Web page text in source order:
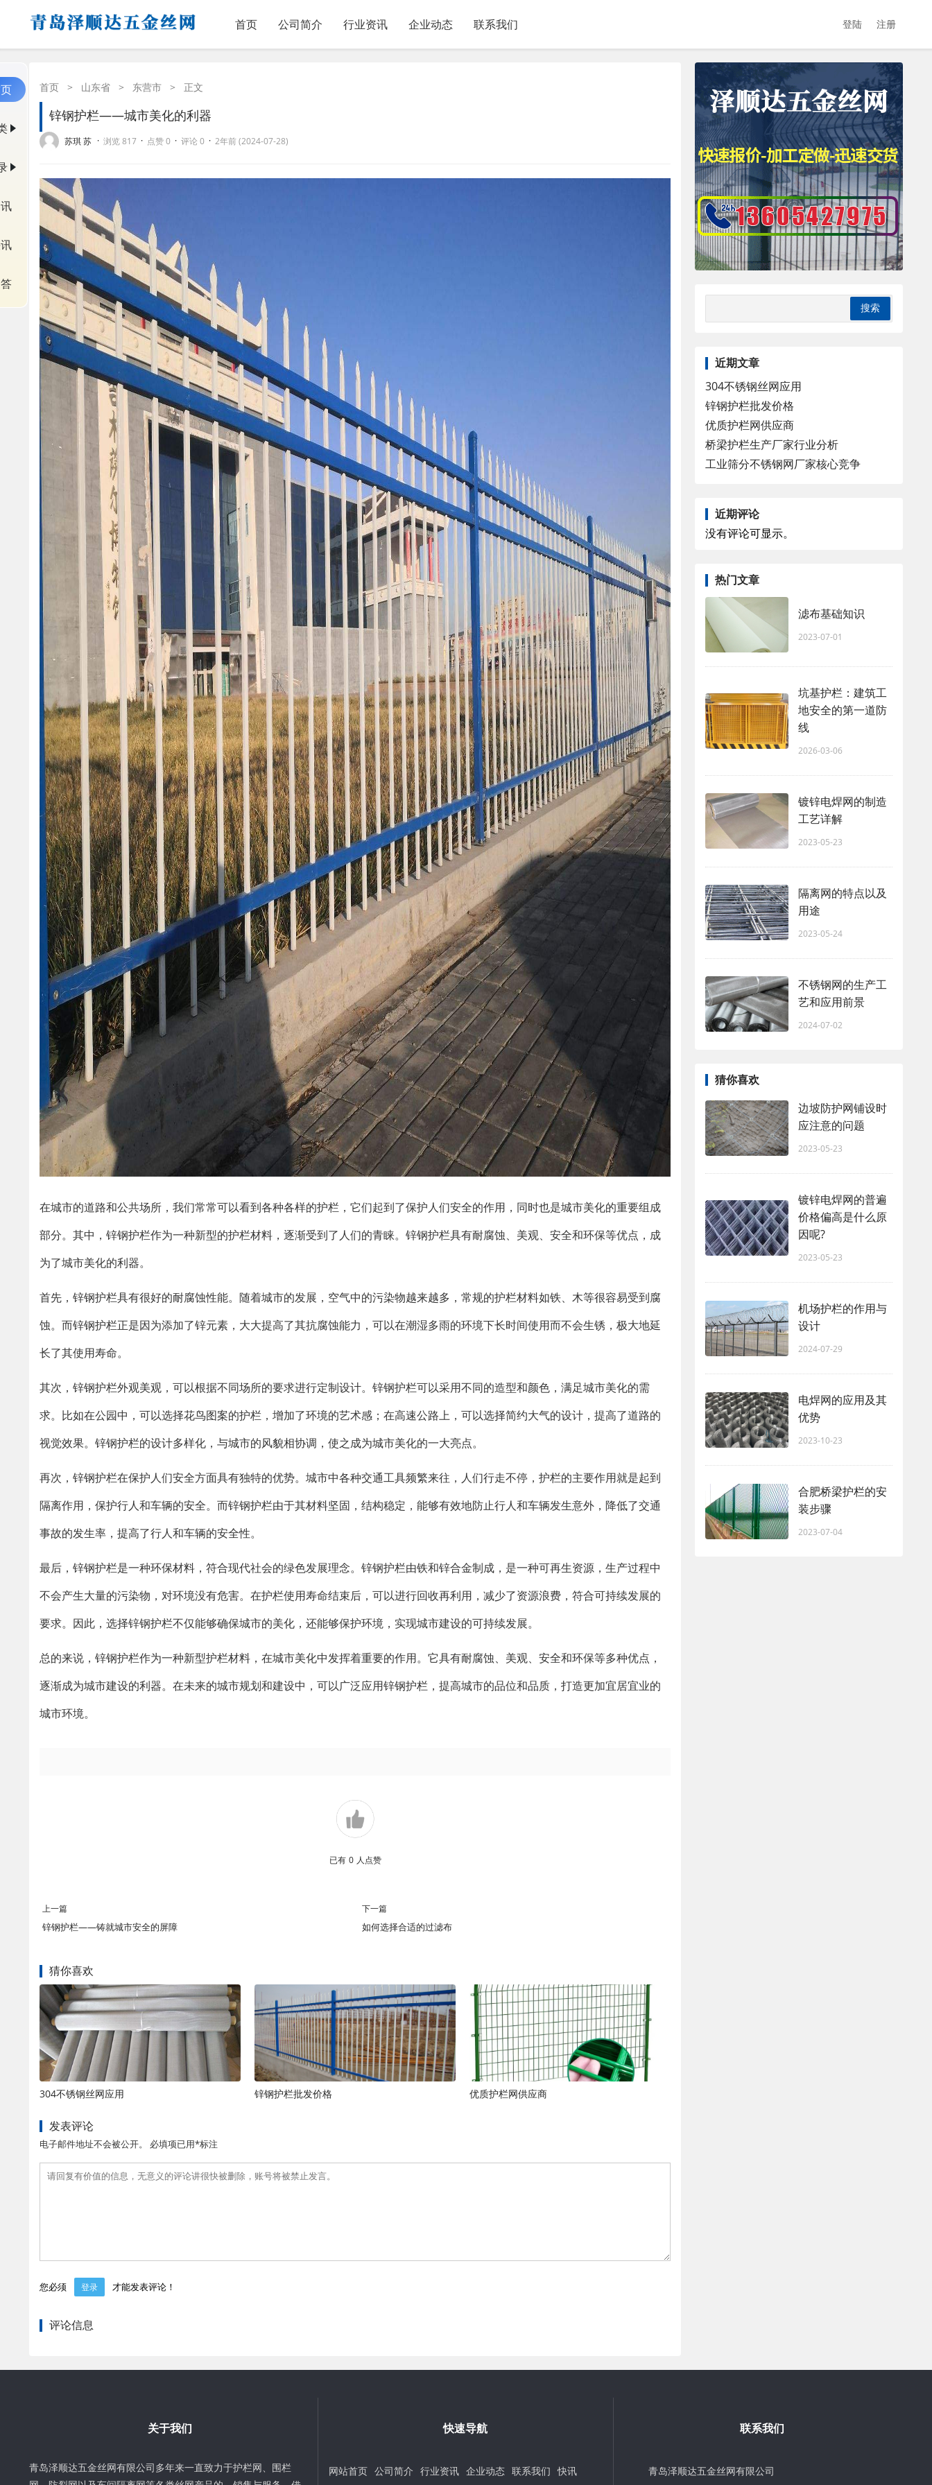
首页 公司简介 行业资讯 企业动态 联系我们 登陆 注册
首页 > 山东省 > 东营市 > 正文
锌钢护栏——城市美化的利器
苏琪 苏 · 浏览 817 · 点赞 0 · 评论 0 · 2年前 (2024-07-28)
在城市的道路和公共场所，我们常常可以看到各种各样的护栏，它们起到了保护人们安全的作用，同时也是城市美化的重要组成
部分。其中，锌钢护栏作为一种新型的护栏材料，逐渐受到了人们的青睐。锌钢护栏具有耐腐蚀、美观、安全和环保等优点，成
为了城市美化的利器。
首先，锌钢护栏具有很好的耐腐蚀性能。随着城市的发展，空气中的污染物越来越多，常规的护栏材料如铁、木等很容易受到腐
蚀。而锌钢护栏正是因为添加了锌元素，大大提高了其抗腐蚀能力，可以在潮湿多雨的环境下长时间使用而不会生锈，极大地延
长了其使用寿命。
其次，锌钢护栏外观美观，可以根据不同场所的要求进行定制设计。锌钢护栏可以采用不同的造型和颜色，满足城市美化的需
求。比如在公园中，可以选择花鸟图案的护栏，增加了环境的艺术感；在高速公路上，可以选择简约大气的设计，提高了道路的
视觉效果。锌钢护栏的设计多样化，与城市的风貌相协调，使之成为城市美化的一大亮点。
再次，锌钢护栏在保护人们安全方面具有独特的优势。城市中各种交通工具频繁来往，人们行走不停，护栏的主要作用就是起到
隔离作用，保护行人和车辆的安全。而锌钢护栏由于其材料坚固，结构稳定，能够有效地防止行人和车辆发生意外，降低了交通
事故的发生率，提高了行人和车辆的安全性。
最后，锌钢护栏是一种环保材料，符合现代社会的绿色发展理念。锌钢护栏由铁和锌合金制成，是一种可再生资源，生产过程中
不会产生大量的污染物，对环境没有危害。在护栏使用寿命结束后，可以进行回收再利用，减少了资源浪费，符合可持续发展的
要求。因此，选择锌钢护栏不仅能够确保城市的美化，还能够保护环境，实现城市建设的可持续发展。
总的来说，锌钢护栏作为一种新型护栏材料，在城市美化中发挥着重要的作用。它具有耐腐蚀、美观、安全和环保等多种优点，
逐渐成为城市建设的利器。在未来的城市规划和建设中，可以广泛应用锌钢护栏，提高城市的品位和品质，打造更加宜居宜业的
城市环境。
已有 0 人点赞
上一篇
锌钢护栏——铸就城市安全的屏障
下一篇
如何选择合适的过滤布
猜你喜欢
304不锈钢丝网应用 锌钢护栏批发价格 优质护栏网供应商
发表评论
电子邮件地址不会被公开。 必填项已用*标注
您必须 登录 才能发表评论！
评论信息
近期文章
304不锈钢丝网应用
锌钢护栏批发价格
优质护栏网供应商
桥梁护栏生产厂家行业分析
工业筛分不锈钢网厂家核心竞争
近期评论
没有评论可显示。
热门文章
滤布基础知识
2023-07-01
坑基护栏：建筑工
地安全的第一道防
线
2026-03-06
镀锌电焊网的制造
工艺详解
2023-05-23
隔离网的特点以及
用途
2023-05-24
不锈钢网的生产工
艺和应用前景
2024-07-02
猜你喜欢
边坡防护网铺设时
应注意的问题
2023-05-23
镀锌电焊网的普遍
价格偏高是什么原
因呢?
2023-05-23
机场护栏的作用与
设计
2024-07-29
电焊网的应用及其
优势
2023-10-23
合肥桥梁护栏的安
装步骤
2023-07-04
关于我们
青岛泽顺达五金丝网有限公司多年来一直致力于护栏网、围栏
快速导航
网站首页 公司简介 行业资讯 企业动态 联系我们 快讯
联系我们
青岛泽顺达五金丝网有限公司